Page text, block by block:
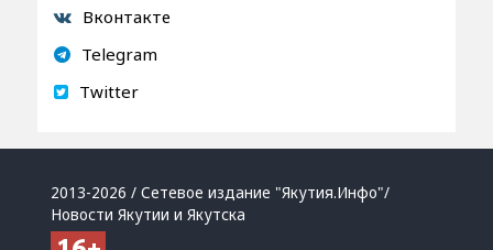
Вконтакте
Telegram
Twitter
2013-2026 / Сетевое издание "Якутия.Инфо"/
Новости Якутии и Якутска